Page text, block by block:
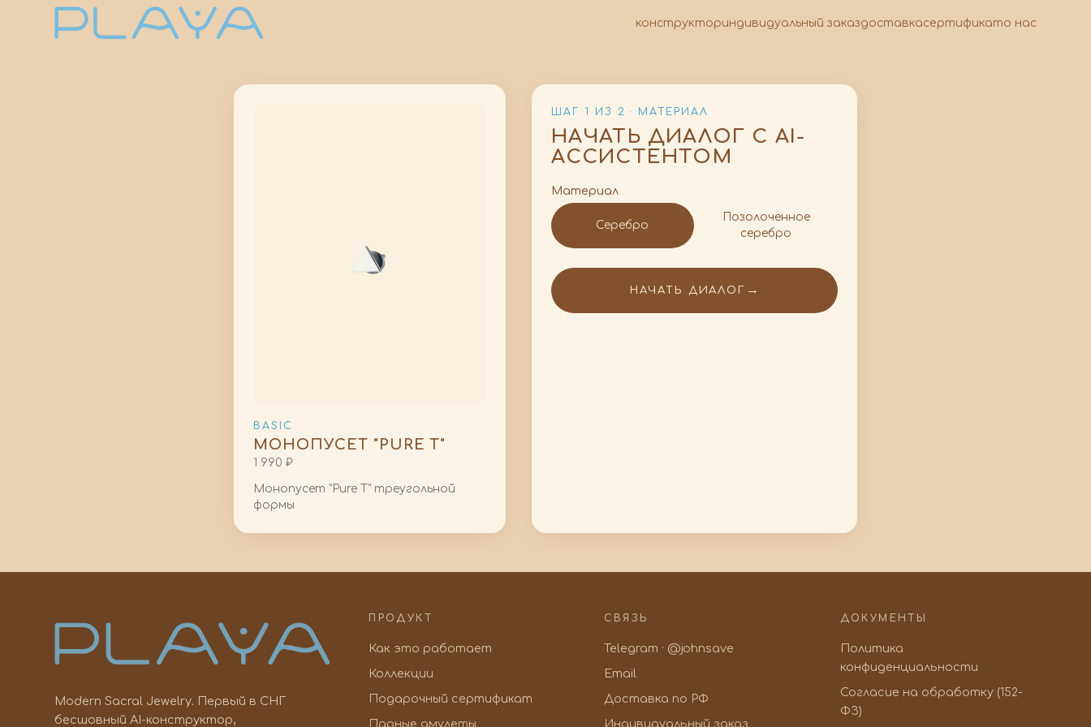
конструкториндивидуальный заказдоставкасертификато нас
BASIC
МОНОПУСЕТ "PURE T"
1 990 ₽
Монопусет "Pure T" треугольной
формы
ШАГ 1 ИЗ 2 · МАТЕРИАЛ
НАЧАТЬ ДИАЛОГ С AI-
АССИСТЕНТОМ
Материал
Серебро
Позолоченное
серебро
НАЧАТЬ ДИАЛОГ →
Modern Sacral Jewelry. Первый в СНГ
бесшовный AI-конструктор,
ПРОДУКТ
Как это работает
Коллекции
Подарочный сертификат
Парные амулеты
СВЯЗЬ
Telegram · @johnsave
Email
Доставка по РФ
Индивидуальный заказ
ДОКУМЕНТЫ
Политика
конфиденциальности
Согласие на обработку (152-
ФЗ)